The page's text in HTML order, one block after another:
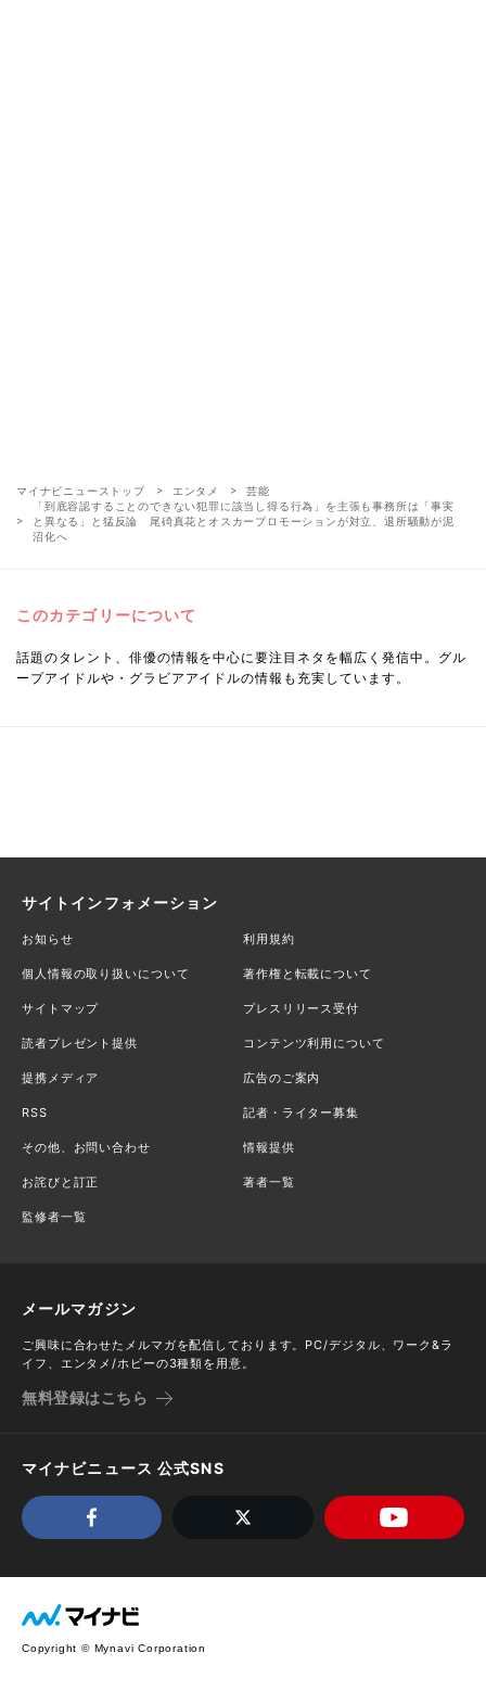
マイナビニューストップ エンタメ
芸能
「到底容認することのできない犯罪に該当し得る行為」を主張も事務所は「事実
と異なる」と猛反論 尾碕真花とオスカープロモーションが対立、退所騒動が泥
沼化へ
このカテゴリーについて
話題のタレント、俳優の情報を中心に要注目ネタを幅広く発信中。グル
ープアイドルや・グラビアアイドルの情報も充実しています。
サイトインフォメーション
お知らせ 利用規約
個人情報の取り扱いについて 著作権と転載について
サイトマップ プレスリリース受付
読者プレゼント提供 コンテンツ利用について
提携メディア 広告のご案内
RSS 記者・ライター募集
その他、お問い合わせ 情報提供
お詫びと訂正 著者一覧
監修者一覧
メールマガジン
ご興味に合わせたメルマガを配信しております。PC/デジタル、ワーク&ラ
イフ、エンタメ/ホビーの3種類を用意。
無料登録はこちら
マイナビニュース 公式SNS
Copyright © Mynavi Corporation